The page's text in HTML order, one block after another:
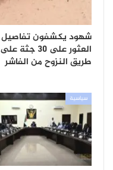
شهود يكشفون تفاصيل
العثور على 30 جثة على
طريق النزوح من الفاشر
سياسية